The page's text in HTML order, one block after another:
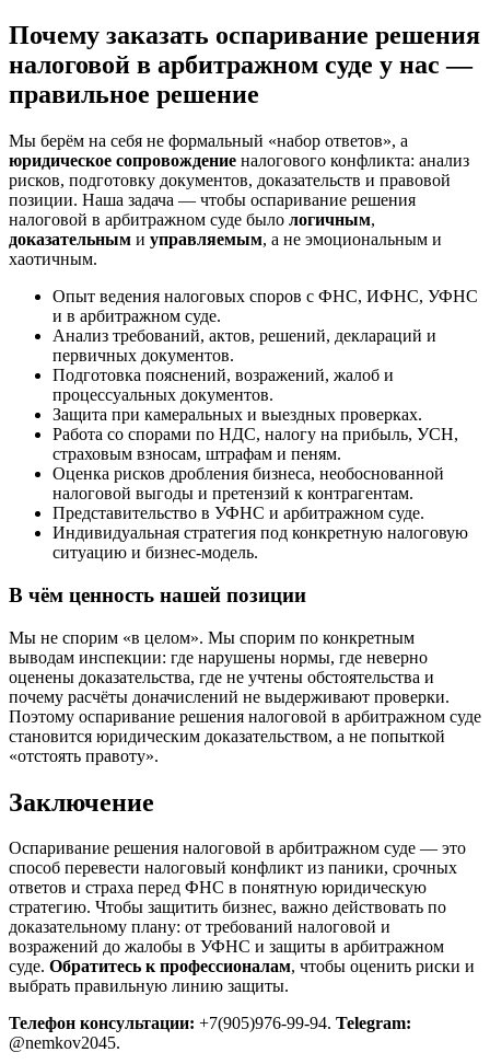
Почему заказать оспаривание решения
налоговой в арбитражном суде у нас —
правильное решение
Мы берём на себя не формальный «набор ответов», а
юридическое сопровождение налогового конфликта: анализ
рисков, подготовку документов, доказательств и правовой
позиции. Наша задача — чтобы оспаривание решения
налоговой в арбитражном суде было логичным,
доказательным и управляемым, а не эмоциональным и
хаотичным.
Опыт ведения налоговых споров с ФНС, ИФНС, УФНС
и в арбитражном суде.
Анализ требований, актов, решений, деклараций и
первичных документов.
Подготовка пояснений, возражений, жалоб и
процессуальных документов.
Защита при камеральных и выездных проверках.
Работа со спорами по НДС, налогу на прибыль, УСН,
страховым взносам, штрафам и пеням.
Оценка рисков дробления бизнеса, необоснованной
налоговой выгоды и претензий к контрагентам.
Представительство в УФНС и арбитражном суде.
Индивидуальная стратегия под конкретную налоговую
ситуацию и бизнес-модель.
В чём ценность нашей позиции
Мы не спорим «в целом». Мы спорим по конкретным
выводам инспекции: где нарушены нормы, где неверно
оценены доказательства, где не учтены обстоятельства и
почему расчёты доначислений не выдерживают проверки.
Поэтому оспаривание решения налоговой в арбитражном суде
становится юридическим доказательством, а не попыткой
«отстоять правоту».
Заключение
Оспаривание решения налоговой в арбитражном суде — это
способ перевести налоговый конфликт из паники, срочных
ответов и страха перед ФНС в понятную юридическую
стратегию. Чтобы защитить бизнес, важно действовать по
доказательному плану: от требований налоговой и
возражений до жалобы в УФНС и защиты в арбитражном
суде. Обратитесь к профессионалам, чтобы оценить риски и
выбрать правильную линию защиты.
Телефон консультации: +7(905)976-99-94. Telegram:
@nemkov2045.